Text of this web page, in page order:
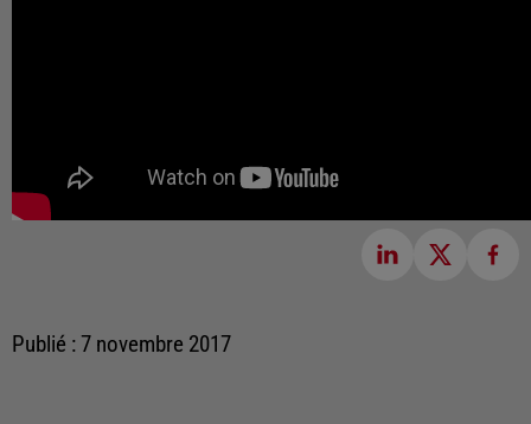
Publié : 7 novembre 2017